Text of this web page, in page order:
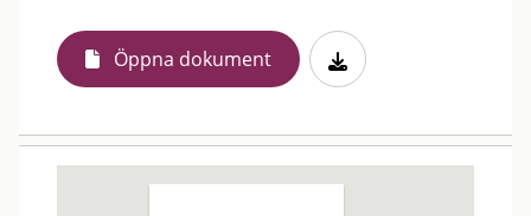
Öppna dokument